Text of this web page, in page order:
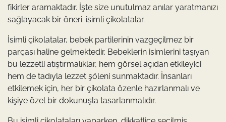
fikirler aramaktadır. İşte size unutulmaz anılar yaratmanızı
sağlayacak bir öneri: isimli çikolatalar.
İsimli çikolatalar, bebek partilerinin vazgeçilmez bir
parçası haline gelmektedir. Bebeklerin isimlerini taşıyan
bu lezzetli atıştırmalıklar, hem görsel açıdan etkileyici
hem de tadıyla lezzet şöleni sunmaktadır. İnsanları
etkilemek için, her bir çikolata özenle hazırlanmalı ve
kişiye özel bir dokunuşla tasarlanmalıdır.